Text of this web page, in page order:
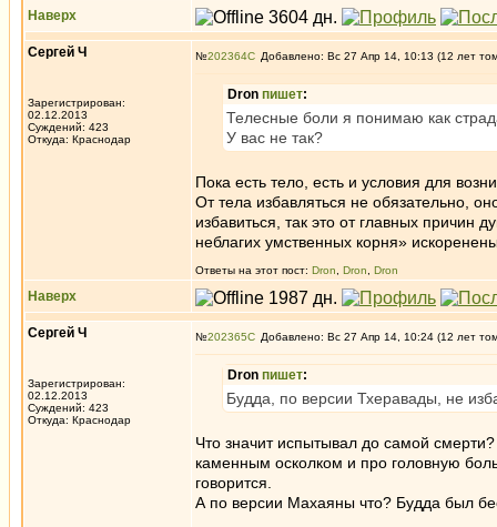
Наверх
Сергей Ч
Зарегистрирован:
02.12.2013
Суждений: 423
Откуда: Краснодар
№202364 Добавлено: Вс 27 Апр 14, 10:13 (12 лет
Dron пишет:
Телесные боли я понимаю как
У вас не так?
Пока есть тело, есть и условия для
От тела избавляться не обязательно,
избавиться, так это от главных
неблагих умственных корня»
Ответы на этот пост: Dron Dron Dron
Наверх
Сергей Ч
Зарегистрирован:
02.12.2013
Суждений: 423
Откуда: Краснодар
№202365 Добавлено: Вс 27 Апр 14, 10:24 (12 лет
Dron пишет:
Будда, по версии Тхеравады, не
Что значит испытывал до самой
каменным осколком и про головную
говорится.
А по версии Махаяны что? Будда был